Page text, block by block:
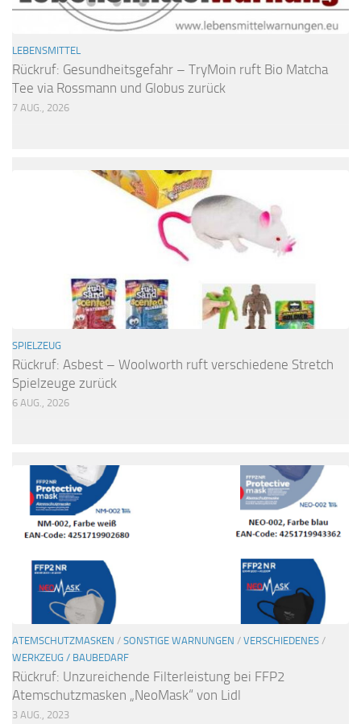
LEBENSMITTEL
Rückruf: Gesundheitsgefahr – TryMoin ruft Bio Matcha
Tee via Rossmann und Globus zurück
7 AUG., 2026
SPIELZEUG
Rückruf: Asbest – Woolworth ruft verschiedene Stretch
Spielzeuge zurück
6 AUG., 2026
ATEMSCHUTZMASKEN / SONSTIGE WARNUNGEN / VERSCHIEDENES /
WERKZEUG / BAUBEDARF
Rückruf: Unzureichende Filterleistung bei FFP2
Atemschutzmasken „NeoMask“ von Lidl
3 AUG., 2023